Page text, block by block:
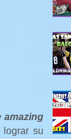
amazing
su